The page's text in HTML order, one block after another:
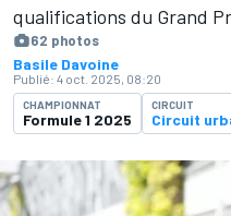
qualifications du Grand
62 photos
Basile Davoine
Publié: 4 oct. 2025, 08:20
CHAMPIONNAT
Formule 1 2025
CIRCUIT
Circuit